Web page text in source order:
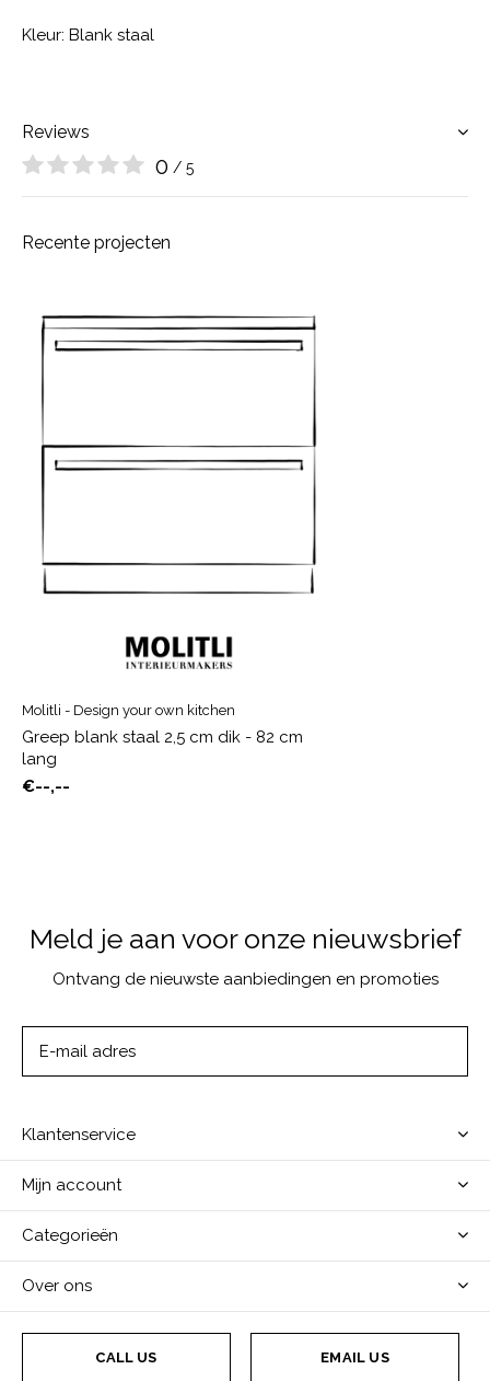
Kleur: Blank staal
Reviews
0 / 5
Recente projecten
Molitli - Design your own kitchen
Greep blank staal 2,5 cm dik - 82 cm
lang
€--,--
Meld je aan voor onze nieuwsbrief
Ontvang de nieuwste aanbiedingen en promoties
Klantenservice
Mijn account
Categorieën
Over ons
CALL US EMAIL US